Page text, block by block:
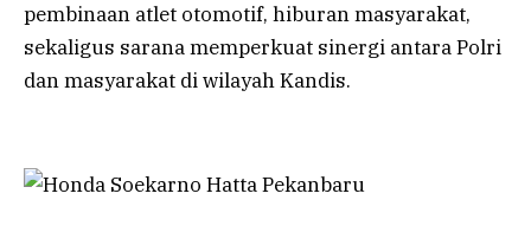
pembinaan atlet otomotif, hiburan masyarakat,
sekaligus sarana memperkuat sinergi antara Polri
dan masyarakat di wilayah Kandis.